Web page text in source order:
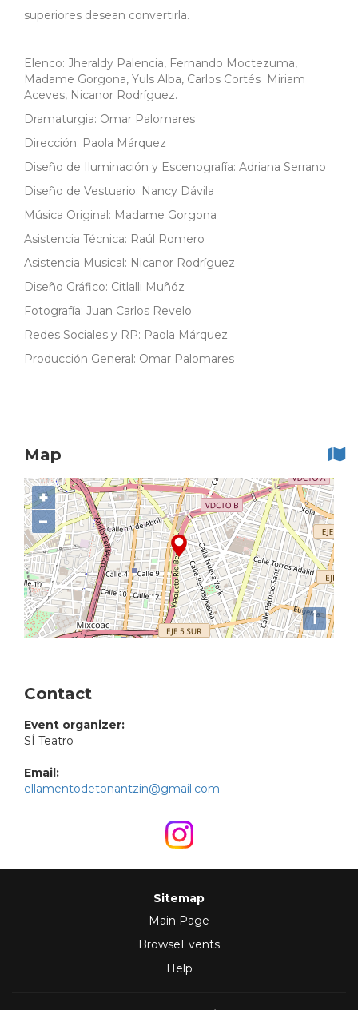
superiores desean convertirla.
Elenco: Jheraldy Palencia, Fernando Moctezuma,
Madame Gorgona, Yuls Alba, Carlos Cortés Miriam
Aceves, Nicanor Rodríguez.
Dramaturgia: Omar Palomares
Dirección: Paola Márquez
Diseño de Iluminación y Escenografía: Adriana Serrano
Diseño de Vestuario: Nancy Dávila
Música Original: Madame Gorgona
Asistencia Técnica: Raúl Romero
Asistencia Musical: Nicanor Rodríguez
Diseño Gráfico: Citlalli Muñóz
Fotografía: Juan Carlos Revelo
Redes Sociales y RP: Paola Márquez
Producción General: Omar Palomares
Map
+
−
i
Contact
Event organizer:
SÍ Teatro
Email:
ellamentodetonantzin@gmail.com
Sitemap
Main Page
BrowseEvents
Help